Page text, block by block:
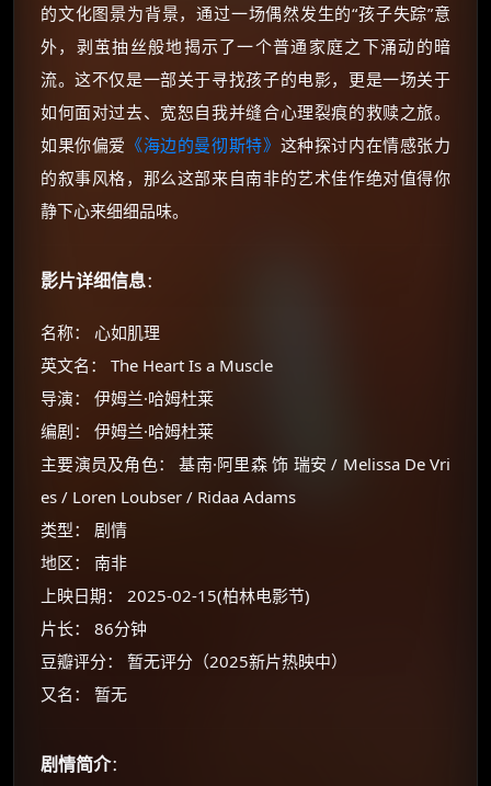
的文化图景为背景，通过一场偶然发生的“孩子失踪”意
外，剥茧抽丝般地揭示了一个普通家庭之下涌动的暗
流。这不仅是一部关于寻找孩子的电影，更是一场关于
如何面对过去、宽恕自我并缝合心理裂痕的救赎之旅。
如果你偏爱 《海边的曼彻斯特》 这种探讨内在情感张力
的叙事风格，那么这部来自南非的艺术佳作绝对值得你
静下心来细细品味。
影片详细信息：
名称： 心如肌理
英文名： The Heart Is a Muscle
导演： 伊姆兰·哈姆杜莱
编剧： 伊姆兰·哈姆杜莱
主要演员及角色： 基南·阿里森 饰 瑞安 / Melissa De Vri
es / Loren Loubser / Ridaa Adams
类型： 剧情
地区： 南非
上映日期： 2025-02-15(柏林电影节)
片长： 86分钟
豆瓣评分： 暂无评分（2025新片热映中）
又名： 暂无
剧情简介：